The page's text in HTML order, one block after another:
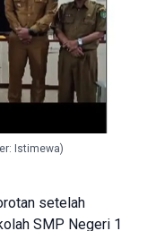
Istimewa)
setelah
SMP Negeri 1